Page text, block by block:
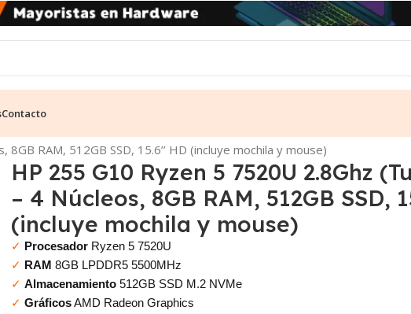
Contacto
RAM, 512GB SSD, 15.6’’ HD (incluye mochila y mouse)
HP 255 G10 Ryzen 5 7520U 2.8Ghz
– 4 Núcleos, 8GB RAM, 512GB SSD,
(incluye mochila y mouse)
✓ Procesador Ryzen 5 7520U
✓ RAM 8GB LPDDR5 5500MHz
✓ Almacenamiento 512GB SSD M.2 NVMe
✓ GráficosAMD Radeon Graphics